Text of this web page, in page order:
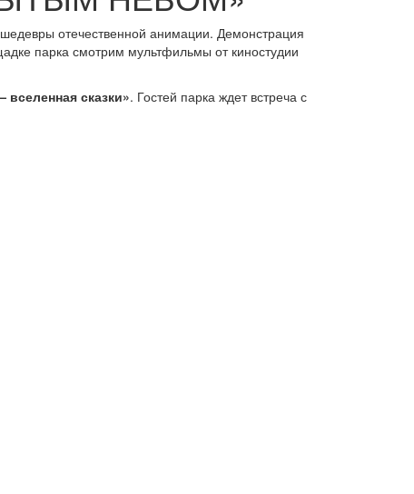
отечественной анимации. Демонстрация
парка смотрим мультфильмы от киностудии
сказки». Гостей парка ждет встреча с